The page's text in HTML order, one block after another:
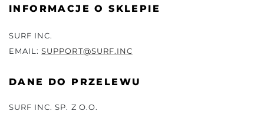
INFORMACJE O SKLEPIE
SURF INC.
EMAIL:SUPPORT@SURF.INC
DANE DO PRZELEWU
SURF INC. SP. Z O.O.